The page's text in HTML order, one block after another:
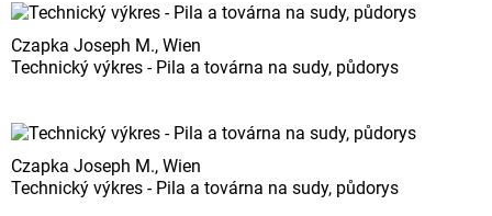
Czapka Joseph M., Wien
Technický výkres - Pila a továrna na sudy, půdorys
Czapka Joseph M., Wien
Technický výkres - Pila a továrna na sudy, půdorys